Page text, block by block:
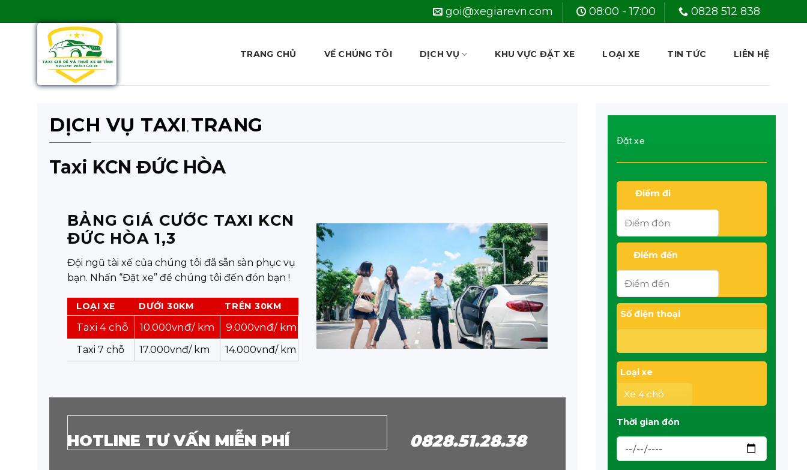
to
goi@xegiarevn.com 08:00 - 17:00 0828 512 838
TRANG CHỦ VỀ CHÚNG TÔI DỊCH VỤ KHU VỰC ĐẶT XE LOẠI XE TIN TỨC LIÊN HỆ
DỊCH VỤ TAXI , TRANG
Taxi KCN ĐỨC HÒA
BẢNG GIÁ CƯỚC TAXI KCN
ĐỨC HÒA 1,3
Đội ngũ tài xế của chúng tôi đã sẵn sàn phục vụ
bạn. Nhấn “Đặt xe” để chúng tôi đến đón bạn !
LOẠI XE DƯỚI 30KM TRÊN 30KM
Taxi 4 chỗ 10.000vnđ/ km 9.000vnđ/ km
Taxi 7 chỗ 17.000vnđ/ km 14.000vnđ/ km
HOTLINE TƯ VẤN MIỄN PHÍ 0828.51.28.38
Đặt xe
Điểm đi
Điểm đến
Số điện thoại
Loại xe
Thời gian đón